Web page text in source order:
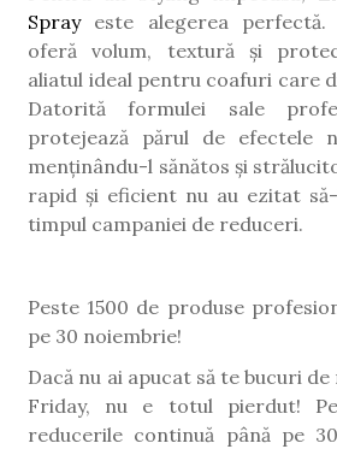
Sprayeste alegerea perfectă.
oferă volum, textură și
aliatul ideal pentru coafuri care
Datorită formulei sale
protejează părul de efectele
menținându-l sănătos și
rapid și eficient nu au ezitat
timpul campaniei de reduceri.
Peste 1500 de produse
pe 30 noiembrie!
Dacă nu ai apucat să te bucuri
Friday, nu e totul pierdut!
reducerile continuă până pe